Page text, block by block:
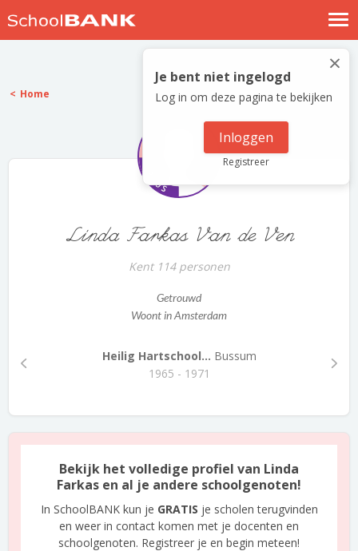
Nostalgische verhalen
Log in
Meld je gratis aan
×
Je bent niet ingelogd
Log in om deze pagina te bekijken
Inloggen
Registreer
Home
Linda Farkas Van de Ven
Kent 114 personen
Getrouwd
Woont in Amsterdam
Heilig Hartschool... Bussum
1965 - 1971
Bekijk het volledige profiel van Linda
Farkas en al je andere schoolgenoten!
In SchoolBANK kun je GRATIS je scholen terugvinden
en weer in contact komen met je docenten en
schoolgenoten. Registreer je en begin meteen!